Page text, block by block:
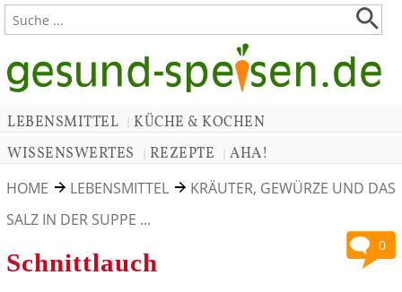
LEBENSMITTEL
KÜCHE & KOCHEN
WISSENSWERTES
REZEPTE
AHA!
HOME
LEBENSMITTEL
KRÄUTER, GEWÜRZE UND DAS
SALZ IN DER SUPPE ...
0
Schnittlauch